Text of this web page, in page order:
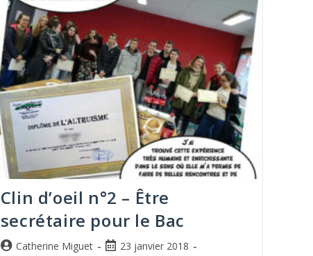
Clin d’oeil n°2 – Être
secrétaire pour le Bac
Catherine Miguet
23 janvier 2018